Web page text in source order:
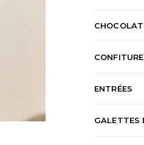
CHOCOLAT
ENTRÉES
GALETTES